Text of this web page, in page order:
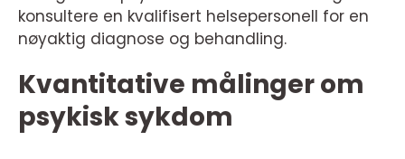
konsultere en kvalifisert helsepersonell for en
nøyaktig diagnose og behandling.
Kvantitative målinger om
psykisk sykdom